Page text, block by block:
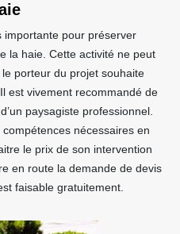
importante pour préserver
la haie. Cette activité ne peut
porteur du projet souhaite
est vivement recommandé de
paysagiste professionnel.
nécessaires en
le prix de son intervention
en route la demande de devis
faisable gratuitement.